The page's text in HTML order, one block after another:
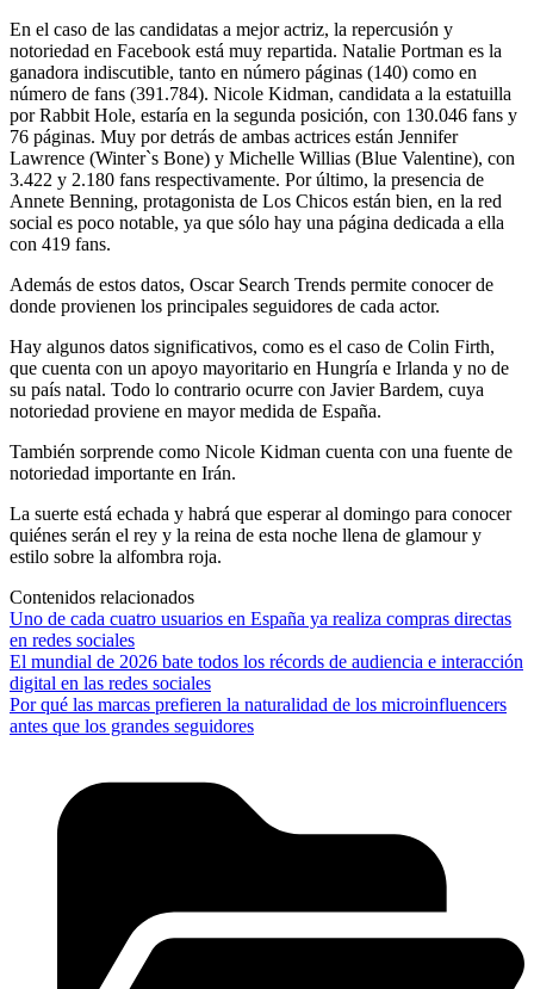
En el caso de las candidatas a mejor actriz, la repercusión y
notoriedad en Facebook está muy repartida. Natalie Portman es la
ganadora indiscutible, tanto en número páginas (140) como en
número de fans (391.784). Nicole Kidman, candidata a la estatuilla
por Rabbit Hole, estaría en la segunda posición, con 130.046 fans y
76 páginas. Muy por detrás de ambas actrices están Jennifer
Lawrence (Winter`s Bone) y Michelle Willias (Blue Valentine), con
3.422 y 2.180 fans respectivamente. Por último, la presencia de
Annete Benning, protagonista de Los Chicos están bien, en la red
social es poco notable, ya que sólo hay una página dedicada a ella
con 419 fans.
Además de estos datos, Oscar Search Trends permite conocer de
donde provienen los principales seguidores de cada actor.
Hay algunos datos significativos, como es el caso de Colin Firth,
que cuenta con un apoyo mayoritario en Hungría e Irlanda y no de
su país natal. Todo lo contrario ocurre con Javier Bardem, cuya
notoriedad proviene en mayor medida de España.
También sorprende como Nicole Kidman cuenta con una fuente de
notoriedad importante en Irán.
La suerte está echada y habrá que esperar al domingo para conocer
quiénes serán el rey y la reina de esta noche llena de glamour y
estilo sobre la alfombra roja.
Contenidos relacionados
Uno de cada cuatro usuarios en España ya realiza compras directas
en redes sociales
El mundial de 2026 bate todos los récords de audiencia e interacción
digital en las redes sociales
Por qué las marcas prefieren la naturalidad de los microinfluencers
antes que los grandes seguidores